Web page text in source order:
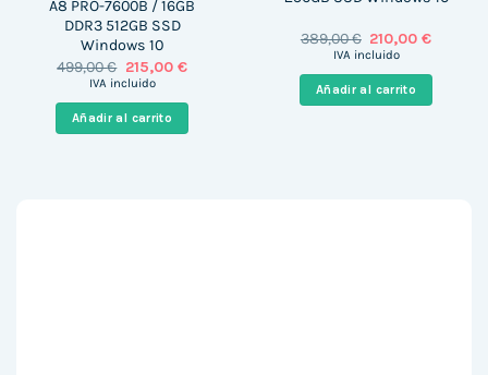
A8 PRO-7600B / 16GB
DDR3 512GB SSD
Windows 10
499,00€ El
precio
era:
499,00 €.
215,00 €El
es:
215,00 €.
IVA incluido
Añadir al carrito
389,00€ El
precio
era:
389,00 €.
210,00€El
es:
210,00
IVA incluido
Añadir al carrito